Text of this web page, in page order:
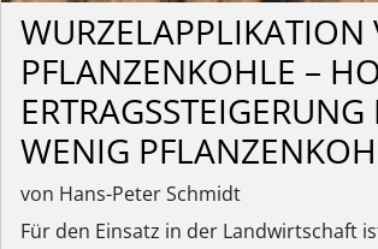
WURZELAPPLIKATION
PFLANZENKOHLE –
WENIG
von Hans-Peter Schmidt
Für den Einsatz in der Landwirtschaft